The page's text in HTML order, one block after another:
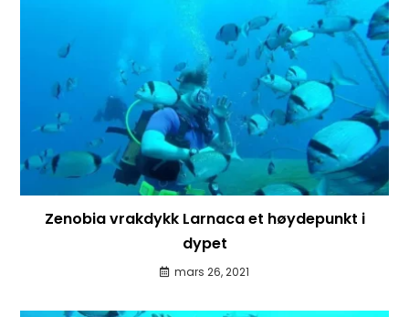
Zenobia vrakdykk Larnaca et høydepunkt i
dypet
mars 26, 2021